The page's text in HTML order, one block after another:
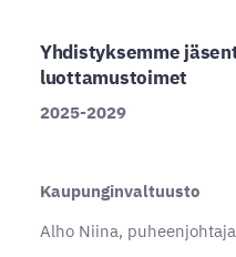
Yhdistyksemme
luottamustoimet
2025-2029
Kaupunginvaltuusto
Alho Niina,